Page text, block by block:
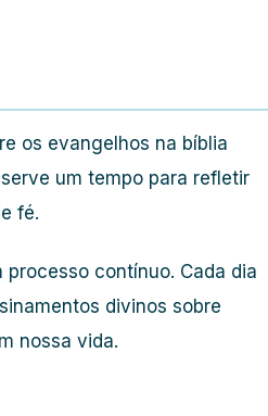
os evangelhos na bíblia
um tempo para refletir
fé.
contínuo. Cada dia
divinos sobre
nossa vida.